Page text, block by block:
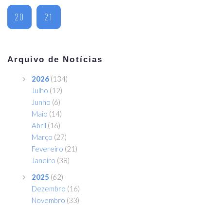
20 21
Arquivo de Notícias
2026 (134)
Julho (12)
Junho (6)
Maio (14)
Abril (16)
Março (27)
Fevereiro (21)
Janeiro (38)
2025 (62)
Dezembro (16)
Novembro (33)